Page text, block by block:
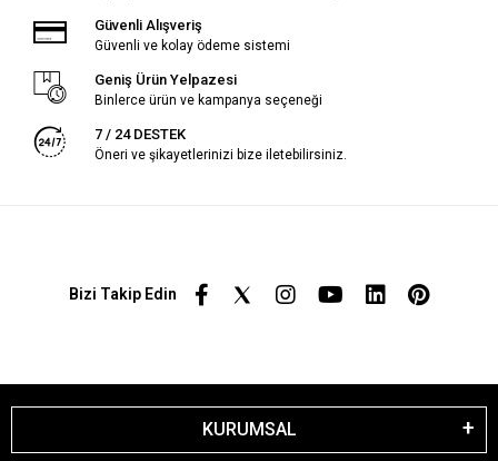
Güvenli Alışveriş
Güvenli ve kolay ödeme sistemi
Geniş Ürün Yelpazesi
Binlerce ürün ve kampanya seçeneği
7 / 24 DESTEK
Öneri ve şikayetlerinizi bize iletebilirsiniz.
Bizi Takip Edin
KURUMSAL